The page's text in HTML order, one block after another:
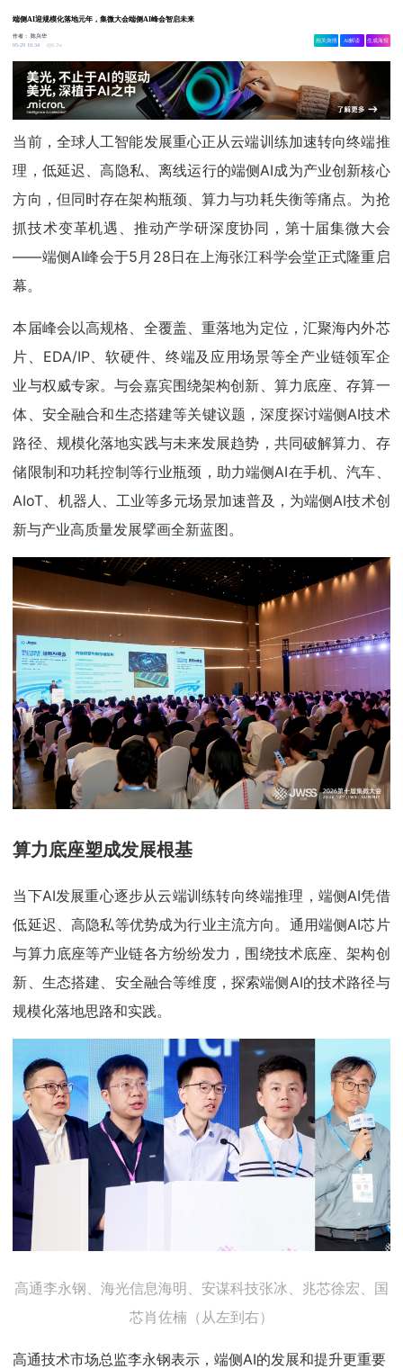
端侧AI迎规模化落地元年，集微大会端侧AI峰会智启未来
作者：
陈兴华
05-29 10:34
9.2w
相关舆情 AI解读 生成海报
当前，全球人工智能发展重心正从云端训练加速转向终端推
理，低延迟、高隐私、离线运行的端侧AI成为产业创新核心
方向，但同时存在架构瓶颈、算力与功耗失衡等痛点。为抢
抓技术变革机遇、推动产学研深度协同，第十届集微大会
——端侧AI峰会于5月28日在上海张江科学会堂正式隆重启
幕。
本届峰会以高规格、全覆盖、重落地为定位，汇聚海内外芯
片、EDA/IP、软硬件、终端及应用场景等全产业链领军企
业与权威专家。与会嘉宾围绕架构创新、算力底座、存算一
体、安全融合和生态搭建等关键议题，深度探讨端侧AI技术
路径、规模化落地实践与未来发展趋势，共同破解算力、存
储限制和功耗控制等行业瓶颈，助力端侧AI在手机、汽车、
AIoT、机器人、工业等多元场景加速普及，为端侧AI技术创
新与产业高质量发展擘画全新蓝图。
算力底座塑成发展根基
当下AI发展重心逐步从云端训练转向终端推理，端侧AI凭借
低延迟、高隐私等优势成为行业主流方向。通用端侧AI芯片
与算力底座等产业链各方纷纷发力，围绕技术底座、架构创
新、生态搭建、安全融合等维度，探索端侧AI的技术路径与
规模化落地思路和实践。
高通李永钢、海光信息海明、安谋科技张冰、兆芯徐宏、国
芯肖佐楠（从左到右）
高通技术市场总监李永钢表示，端侧AI的发展和提升更重要